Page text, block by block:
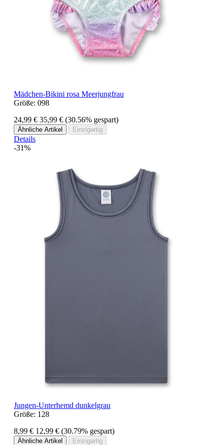
Mädchen-Bikini rosa Meerjungfrau
Größe: 098
24,99 € 35,99 € (30.56% gespart)
Ähnliche Artikel Einzigartig
Details
-31%
Jungen-Unterhemd dunkelgrau
Größe: 128
8,99 € 12,99 € (30.79% gespart)
Ähnliche Artikel Einzigartig